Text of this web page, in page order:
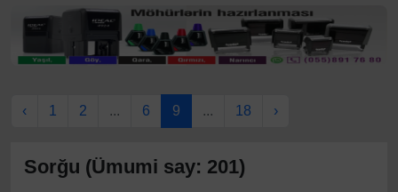
‹ 1 2 ... 6 9 ... 18 ›
Sorğu (Ümumi say: 201)